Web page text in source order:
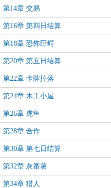
第14章 交易
第16章 第四日结算
第18章 恐怖巨鳄
第20章 第五日结算
第22章 卡牌掉落
第24章 木工小屋
第26章 虎鱼
第28章 合作
第30章 第七日结算
第32章 灰番薯
第34章 猎人